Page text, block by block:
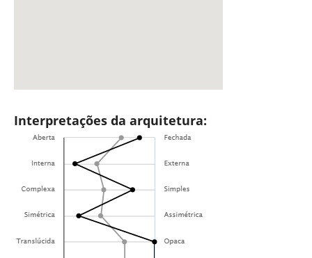
Interpretações da arquitetura: